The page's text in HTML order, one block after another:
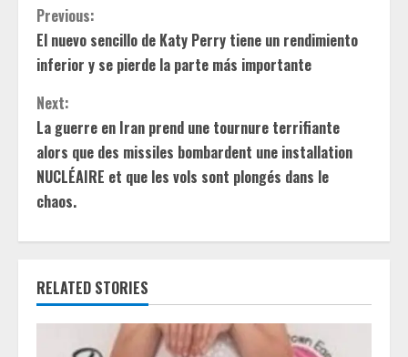
C
o
n
t
i
n
u
e
R
Previous:
El nuevo sencillo de Katy Perry tiene un rendimiento
inferior y se pierde la parte más importante
Next:
La guerre en Iran prend une tournure terrifiante
alors que des missiles bombardent une installation
NUCLÉAIRE et que les vols sont plongés dans le
chaos.
RELATED STORIES